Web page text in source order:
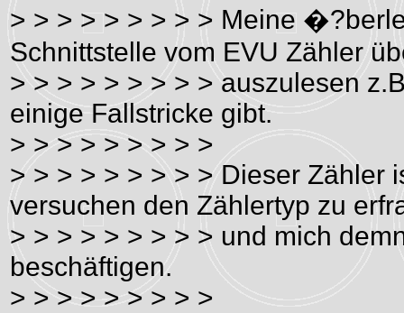
> > > > > > > > > Meine
Schnittstelle vom EVU Zähler
> > > > > > > > > auszulesen
einige Fallstricke gibt.
> > > > > > > > >
> > > > > > > > > Dieser Zähler
versuchen den Zählertyp zu
> > > > > > > > > und mich
beschäftigen.
> > > > > > > > >